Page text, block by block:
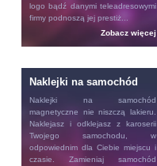
logo bądź danymi teleadresowymi
firmy podnoszą jej prestiż...
Zobacz więcej
Naklejki na samochód
Naklejki na samochód
magnetyczne nie niszczą lakieru.
Naklejasz i odklejasz z karoserii
Twojego samochodu, w
odpowiednim dla Ciebie miejscu i
czasie. Zamieniaj samochód